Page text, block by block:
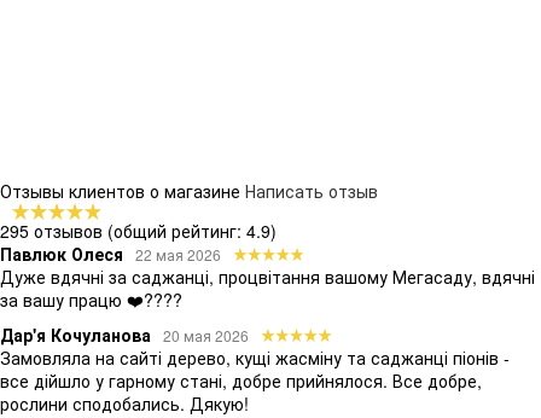
Отзывы клиентов о магазине Написать отзыв
295 отзывов (общий рейтинг: 4.9)
Павлюк Олеся
22 мая 2026
Дуже вдячні за саджанці, процвітання вашому Мегасаду, вдячні
за вашу працю ❤️????
Дар'я Кочуланова 20 мая 2026
Замовляла на сайті дерево, кущі жасміну та саджанці піонів -
все дійшло у гарному стані, добре прийнялося. Все добре,
рослини сподобались. Дякую!